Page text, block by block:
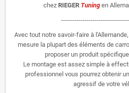
chez RIEGER Tuningen
Avec tout notre savoir-faire à l'Allemande,
mesure la plupart des éléments de
proposer un produit
Le montage est assez simple à
professionnel vous pourrez obtenir
agressif de votre